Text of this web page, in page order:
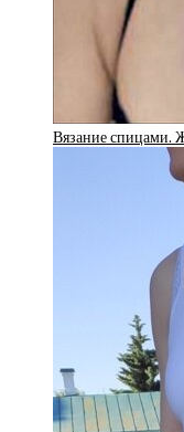
Вязание спицами.